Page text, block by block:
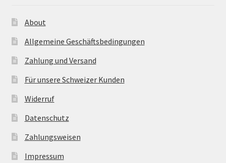
About
Allgemeine Geschäftsbedingungen
Zahlung und Versand
Für unsere Schweizer Kunden
Widerruf
Datenschutz
Zahlungsweisen
Impressum